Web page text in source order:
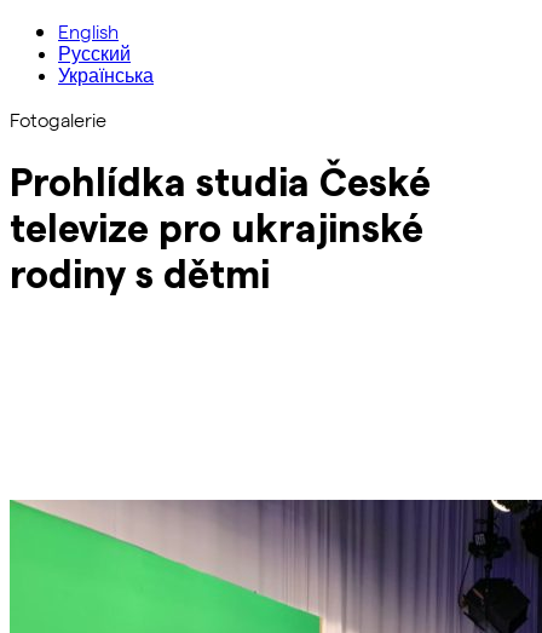
English
Русский
Українська
Fotogalerie
Prohlídka studia České
televize pro ukrajinské
rodiny s dětmi